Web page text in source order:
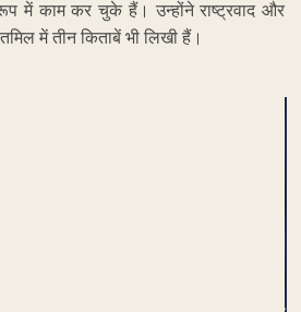
में काम कर चुके हैं। उन्होंने राष्ट्रवाद और
में तीन किताबें भी लिखी हैं।